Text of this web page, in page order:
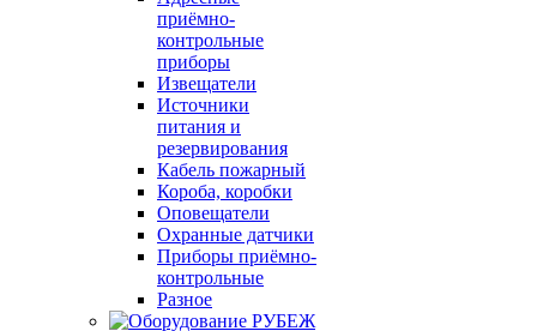
приёмно-
контрольные
приборы
Извещатели
Источники
питания и
резервирования
Кабель пожарный
Короба, коробки
Оповещатели
Охранные датчики
Приборы приёмно-
контрольные
Разное